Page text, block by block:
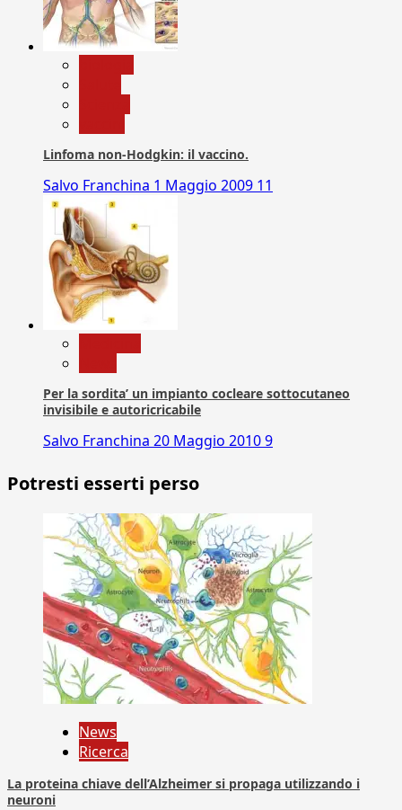
Linfoma non-Hodgkin: il vaccino.
Salvo Franchina 1 Maggio 2009 11
Per la sordita’ un impianto cocleare sottocutaneo
invisibile e autoricricabile
Salvo Franchina 20 Maggio 20109
Potresti esserti perso
News
Ricerca
La proteina chiave dell’Alzheimer si propaga utilizzando i
neuroni